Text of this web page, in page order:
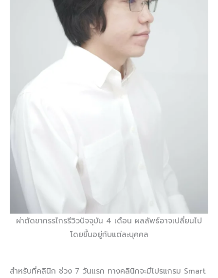
ผ่าตัดขากรรไกรรีวิวปัจจุบัน 4 เดือน ผลลัพธ์อาจเปลี่ยนไป
โดยขึ้นอยู่กับแต่ละบุคคล
สำหรับที่คลินิก ช่วง 7 วันแรก ทางคลินิกจะมีโปรแกรม Smart